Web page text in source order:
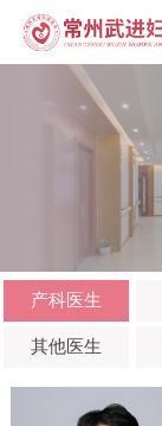
产科医生
其他医生